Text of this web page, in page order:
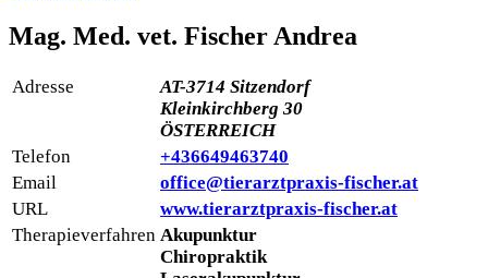
Mag. Med. vet. Fischer Andrea
Adresse
AT-3714 Sitzendorf
Kleinkirchberg 30
ÖSTERREICH
Telefon
+436649463740
Email
office@tierarztpraxis-fischer.at
URL
www.tierarztpraxis-fischer.at
Therapieverfahren Akupunktur
Chiropraktik